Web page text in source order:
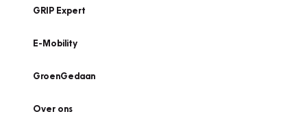
GRIP Expert
E-Mobility
GroenGedaan
Over ons